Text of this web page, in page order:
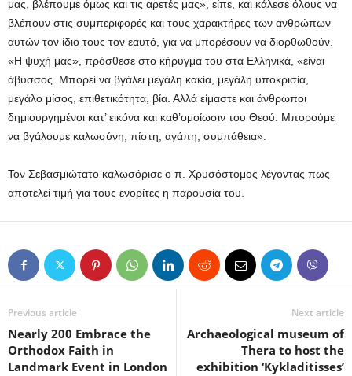
μας, βλέπουμε όμως και τις αρετές μας», είπε, και κάλεσε όλους να
βλέπουν στις συμπεριφορές και τους χαρακτήρες των ανθρώπων
αυτών τον ίδιο τους τον εαυτό, για να μπορέσουν να διορθωθούν.
«Η ψυχή μας», πρόσθεσε στο κήρυγμα του στα Ελληνικά, «είναι
άβυσσος. Μπορεί να βγάλει μεγάλη κακία, μεγάλη υποκρισία,
μεγάλο μίσος, επιθετικότητα, βία. Αλλά είμαστε και άνθρωποι
δημιουργημένοι κατ’ εικόνα και καθ’ομοίωσιν του Θεού. Μπορούμε
να βγάλουμε καλωσύνη, πίστη, αγάπη, συμπάθεια».
Τον Σεβασμιώτατο καλωσόρισε ο π. Χρυσόστομος λέγοντας πως
αποτελεί τιμή για τους ενορίτες η παρουσία του.
Previous article
Nearly 200 Embrace the
Orthodox Faith in
Landmark Event in London
Next article
Archaeological museum of
Thera to host the
exhibition ‘Kykladitisses’